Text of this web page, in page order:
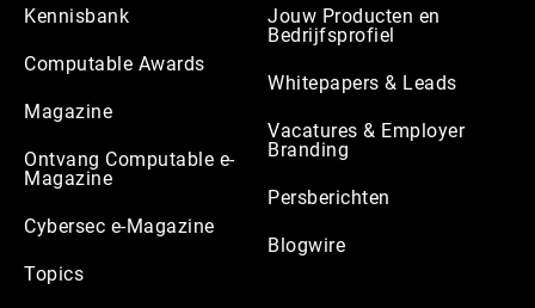
Kennisbank
Computable Awards
Magazine
Ontvang Computable e-
Magazine
Cybersec e-Magazine
Topics
Jouw Producten en
Bedrijfsprofiel
Whitepapers & Leads
Vacatures & Employer
Branding
Persberichten
Blogwire